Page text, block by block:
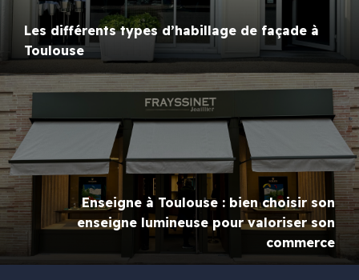
Les différents types d’habillage de façade à
Toulouse
Enseigne à Toulouse : bien choisir son
enseigne lumineuse pour valoriser son
commerce